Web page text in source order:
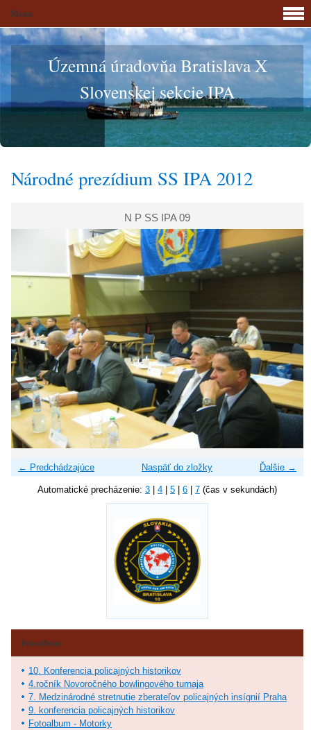
Územná úradovňa Bratislava X
Slovenskej sekcie IPA
Národné prezídium SS IPA 2012
N P SS IPA 09
← Predchádzajúce Ďalšie →
Naspäť do zložky
Automatické precházenie: 3 4 5 6 7 (čas v sekundách)
Menu
Fotoalbum
10. Konferencia policajných historikov
4.ročník Novoročného bowlingového turnaja
7. Medzinárodné stretnutie zberateľov policajných insígnií Praha
9. konferencia policajných historikov
Fotoalbum - Motorky